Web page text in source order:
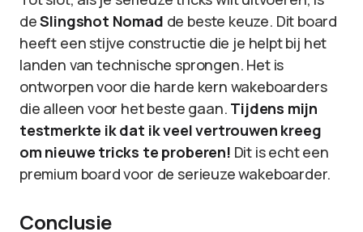
deSlingshot Nomad de beste keuze. Dit board
heeft een stijve constructie die je helpt bij het
landen van technische sprongen. Het is
ontworpen voor die harde kern wakeboarders
die alleen voor het beste gaan. Tijdens mijn
testmerkte ik dat ik veel vertrouwen kreeg
om nieuwe tricks te proberen! Dit is echt een
premium board voor de serieuze wakeboarder.
Conclusie